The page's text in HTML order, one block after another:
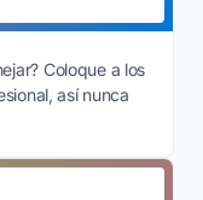
Coloque a los
así nunca